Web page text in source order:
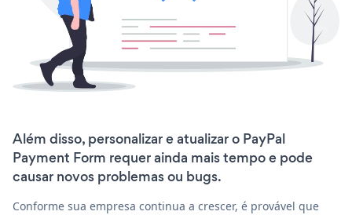
Além disso, personalizar e atualizar o PayPal
Payment Form requer ainda mais tempo e pode
causar novos problemas ou bugs.
Conforme sua empresa continua a crescer, é provável que